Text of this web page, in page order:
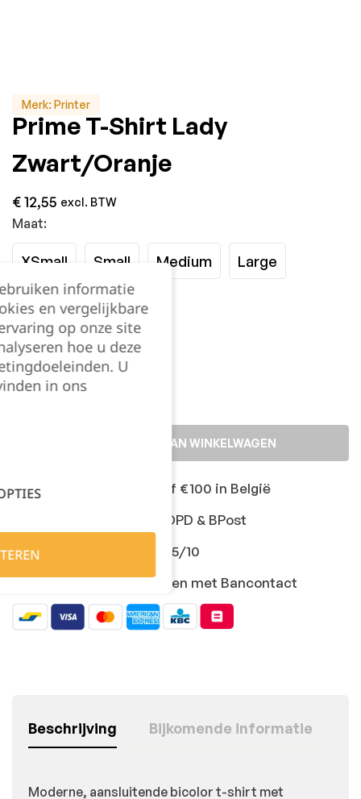
Merk: Printer
Prime T-Shirt Lady
Zwart/Oranje
€12,55 excl. BTW
Maat:
XSmall Small Medium Large
XLarge XXLarge
Kies je aantal:
TOEVOEGEN AAN WINKELWAGEN
Gratis levering vanaf €100 in België
Snelle levering met DPD & BPost
Klanten geven ons 9,5/10
Veilig online afrekenen met Bancontact
Beschrijving Bijkomende informatie
Moderne, aansluitende bicolor t-shirt met
informatie
en vergelijkbare
op onze site
hoe u deze
U
in ons